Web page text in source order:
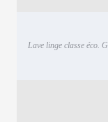
Lave linge classe éco. G